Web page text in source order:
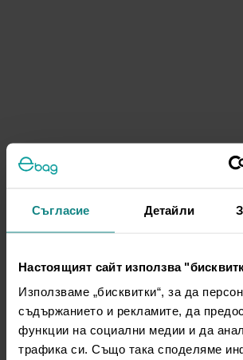
Съгласие Детайли
Настоящият сайт използва
Използваме „бисквитки“, за да
съдържанието и рекламите, да
функции на социални медии и да
трафика си. Също така споделяме